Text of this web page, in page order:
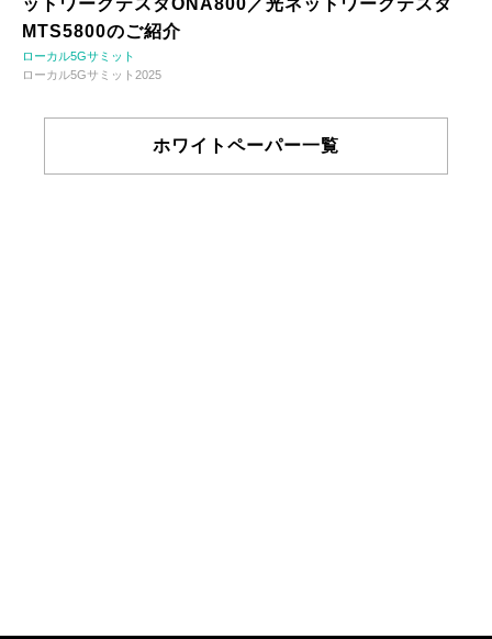
MTS5800のご紹介
ローカル5Gサミット
ローカル5Gサミット2025
ホワイトペーパー一覧